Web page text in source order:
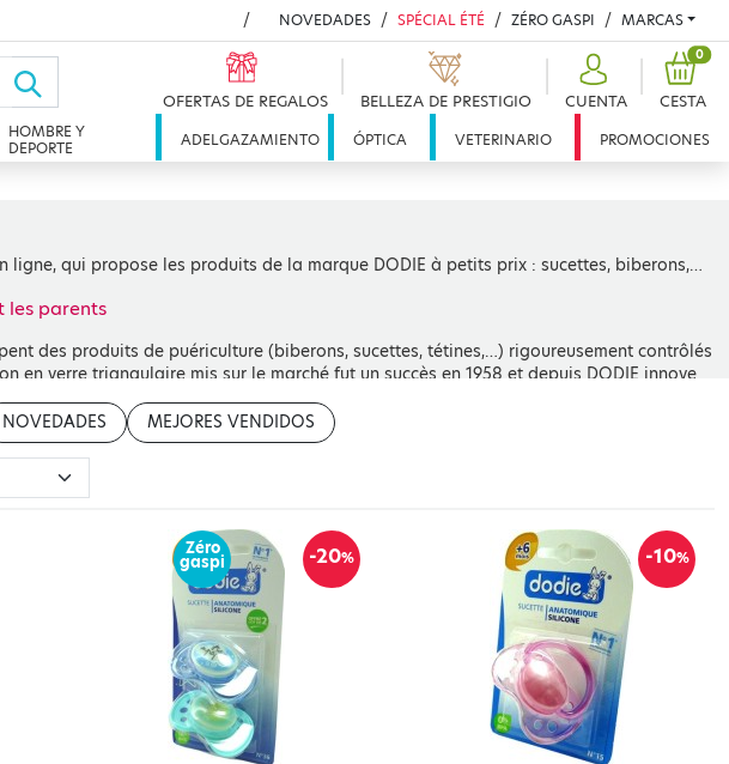
NOVEDADES SPÉCIAL ÉTÉ ZÉRO GASPI MARCAS
OFERTAS DE REGALOS BELLEZA DE PRESTIGIO CUENTA CESTA
0
HOMBRE Y
DEPORTE
ADELGAZAMIENTO ÓPTICA VETERINARIO PROMOCIONES
ligne, qui propose les produits de la marque DODIE à petits prix : sucettes, biberons,…
les parents
des produits de puériculture (biberons, sucettes, tétines,…) rigoureusement contrôlés
en verre triangulaire mis sur le marché fut un succès en 1958 et depuis DODIE innove
N°1 en France, la marque est la référence en matériel de petite puériculture en
bébés afin d’offrir des produits toujours plus pratiques, simples et sûres qui suivent
gamme de produits : tétines, biberons, allaitement maternel, matériel de stérilisation,
NOVEDADES MEJORES VENDIDOS
-20%
Zéro
gaspi -10%